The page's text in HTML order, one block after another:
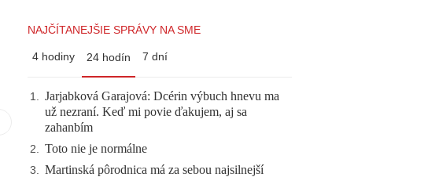
NAJČÍTANEJŠIE SPRÁVY NA SME
4 hodiny 24 hodín 7 dní
1. Jarjabková Garajová: Dcérin výbuch hnevu ma
už nezraní. Keď mi povie ďakujem, aj sa
zahanbím
2. Toto nie je normálne
3. Martinská pôrodnica má za sebou najsilnejší